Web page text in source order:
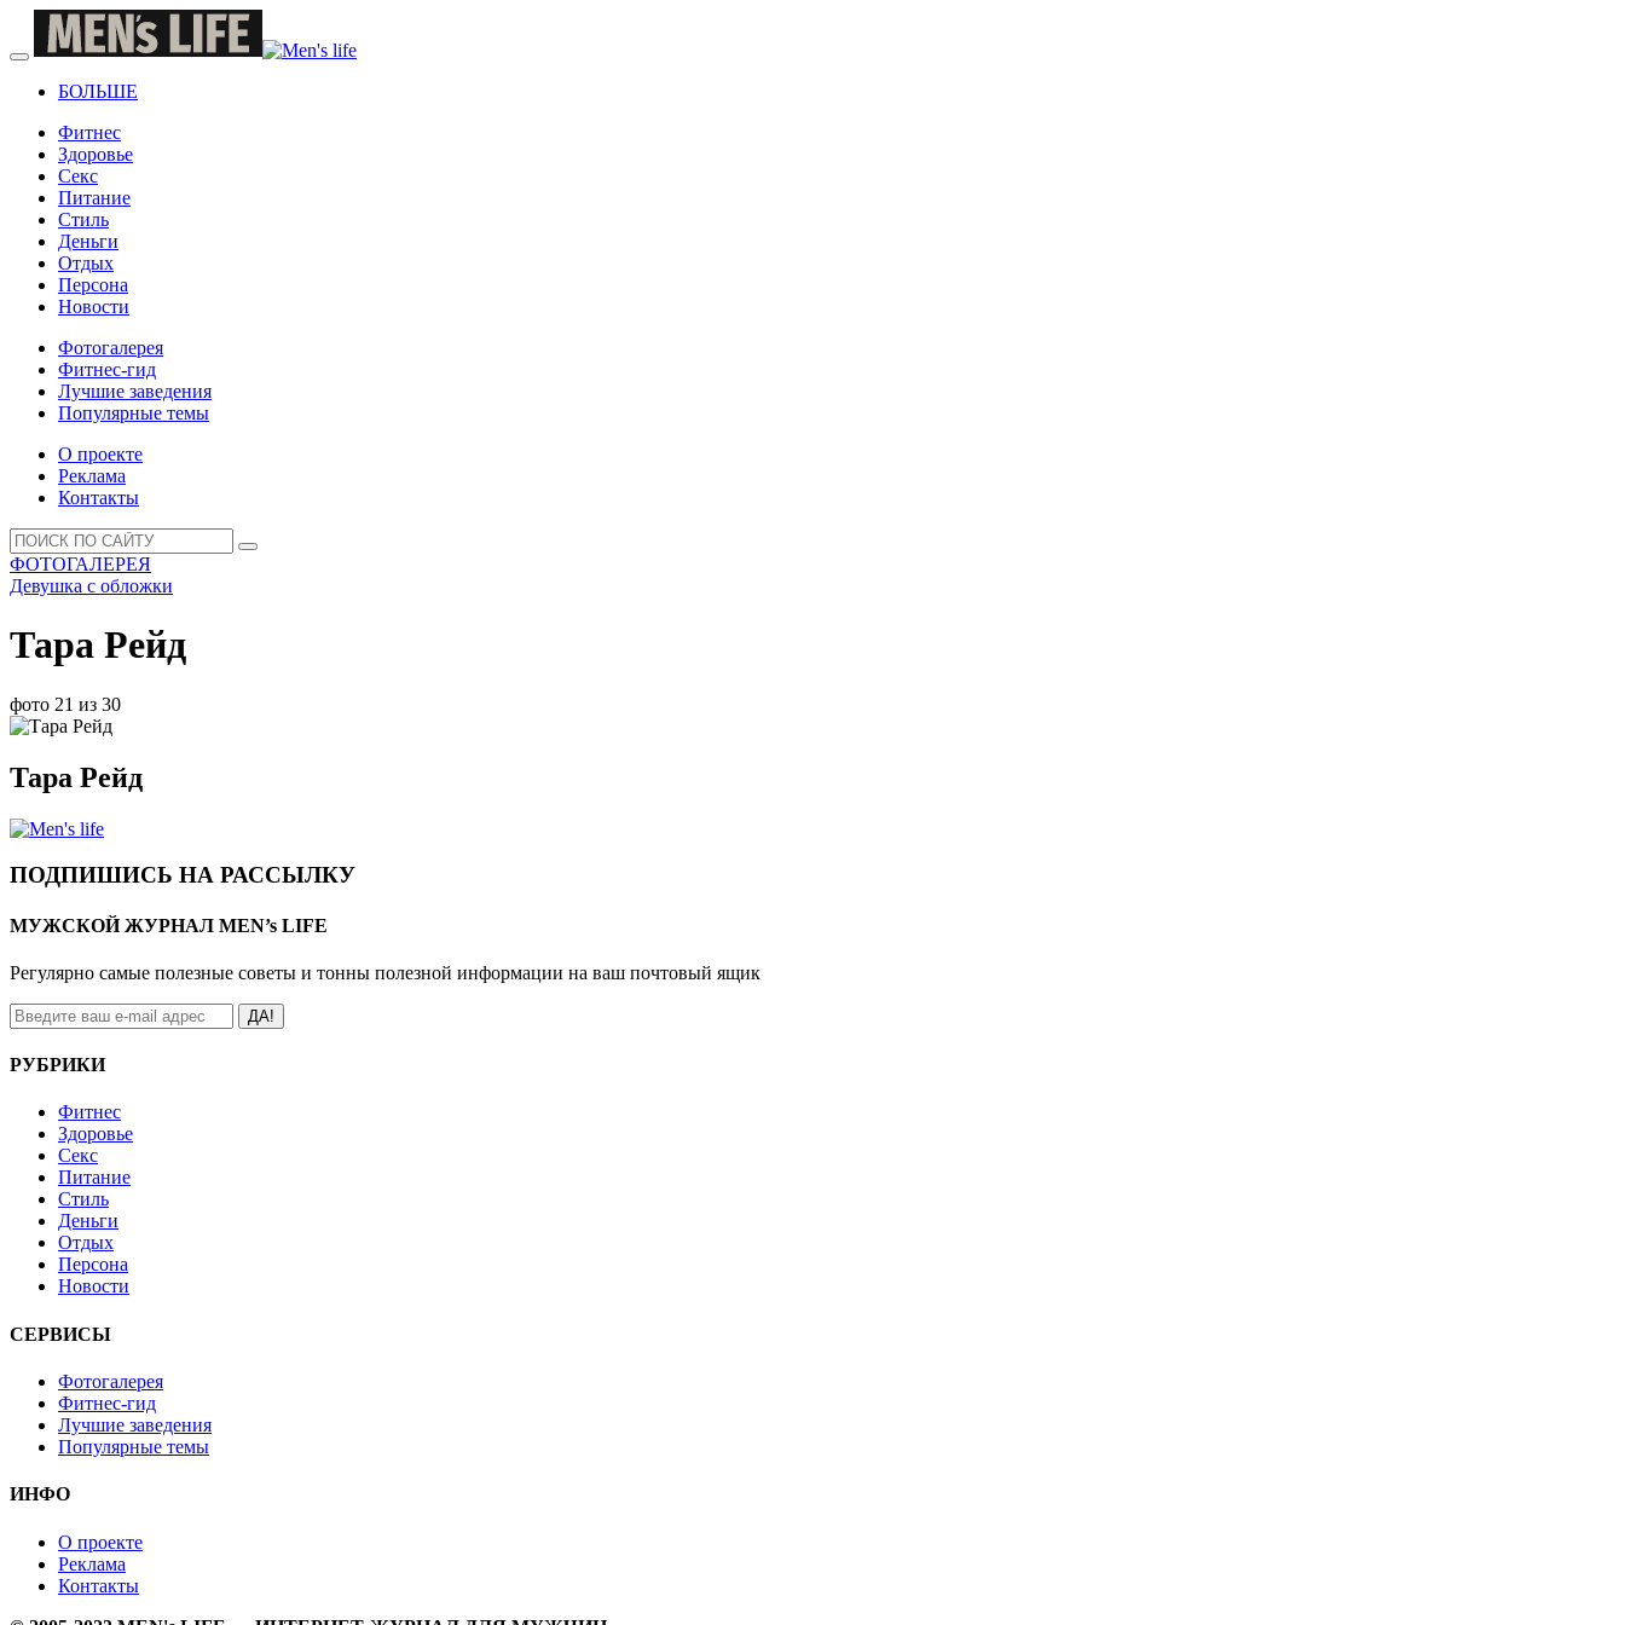
БОЛЬШЕ
Фитнес
Здоровье
Секс
Питание
Стиль
Деньги
Отдых
Персона
Новости
Фотогалерея
Фитнес-гид
Лучшие заведения
Популярные темы
О проекте
Реклама
Контакты
ФОТОГАЛЕРЕЯ
Девушка с обложки
Тара Рейд
фото 21 из 30
Тара Рейд
ПОДПИШИСЬ НА РАССЫЛКУ
МУЖСКОЙ ЖУРНАЛ MEN’s LIFE
Регулярно самые полезные советы и тонны полезной информации на ваш почтовый ящик
ДА!
РУБРИКИ
Фитнес
Здоровье
Секс
Питание
Стиль
Деньги
Отдых
Персона
Новости
СЕРВИСЫ
Фотогалерея
Фитнес-гид
Лучшие заведения
Популярные темы
ИНФО
О проекте
Реклама
Контакты